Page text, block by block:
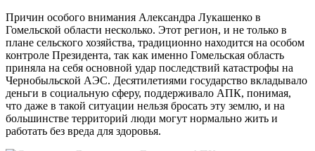
Причин особого внимания Александра Лукашенко в
Гомельской области несколько. Этот регион, и не только в
плане сельского хозяйства, традиционно находится на особом
контроле Президента, так как именно Гомельская область
приняла на себя основной удар последствий катастрофы на
Чернобыльской АЭС. Десятилетиями государство вкладывало
деньги в социальную сферу, поддерживало АПК, понимая,
что даже в такой ситуации нельзя бросать эту землю, и на
большинстве территорий люди могут нормально жить и
работать без вреда для здоровья.